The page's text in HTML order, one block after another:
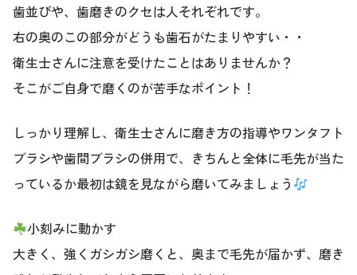
歯並びや、歯磨きのクセは人それぞれです。
右の奥のこの部分がどうも歯石がたまりやすい・・
衛生士さんに注意を受けたことはありませんか？
そこがご自身で磨くのが苦手なポイント！
しっかり理解し、衛生士さんに磨き方の指導やワンタフト
ブラシや歯間ブラシの併用で、きちんと全体に毛先が当た
っているか最初は鏡を見ながら磨いてみましょう
小刻みに動かす
大きく、強くガシガシ磨くと、奥まで毛先が届かず、磨き